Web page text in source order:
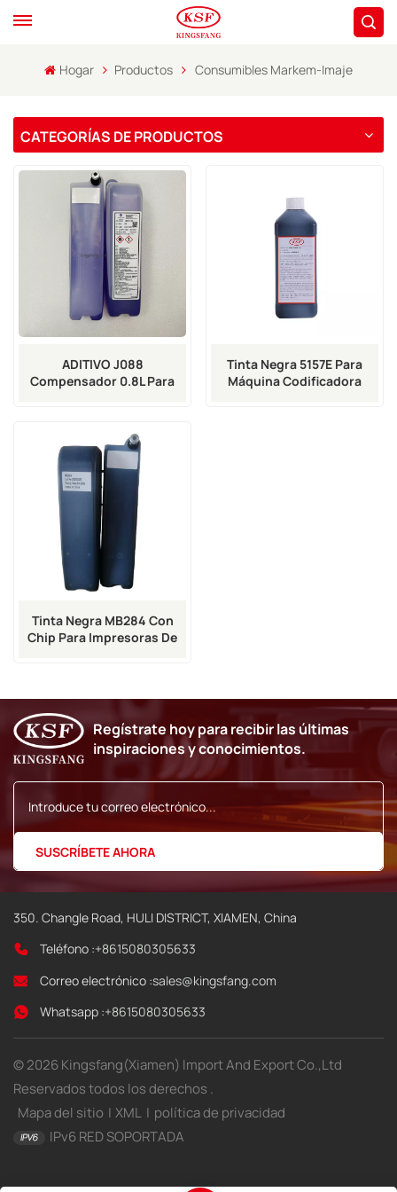
Hogar Productos Consumibles Markem-Imaje
CATEGORÍAS DE PRODUCTOS
ADITIVO J088
Compensador 0.8L Para
Tinta Negra 5157E Para
Máquina Codificadora
Tinta Negra MB284 Con
Chip Para Impresoras De
Regístrate hoy para recibir las últimas
inspiraciones y conocimientos.
350. Changle Road, HULI DISTRICT, XIAMEN, China
Teléfono :+8615080305633
Correo electrónico :sales@kingsfang.com
Whatsapp :+8615080305633
© 2026 Kingsfang(Xiamen) Import And Export Co.,Ltd
Reservados todos los derechos .
Mapa del sitio | XML | política de privacidad
IPv6 RED SOPORTADA